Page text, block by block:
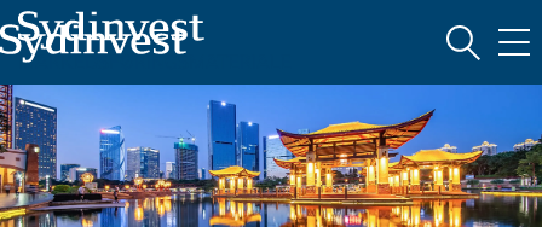
MARKEDSFØRINGSMATERIALE